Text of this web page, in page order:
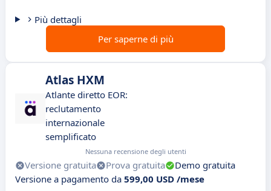
Più dettagli
Per saperne di più
Atlas HXM
Atlante diretto EOR:
reclutamento
internazionale
semplificato
Nessuna recensione degli utenti
Versione gratuita Prova gratuita
Demo gratuita
Versione a pagamento da 599,00 USD /mese